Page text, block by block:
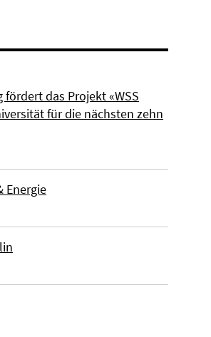
das Projekt «WSS
für die nächsten zehn
Energie